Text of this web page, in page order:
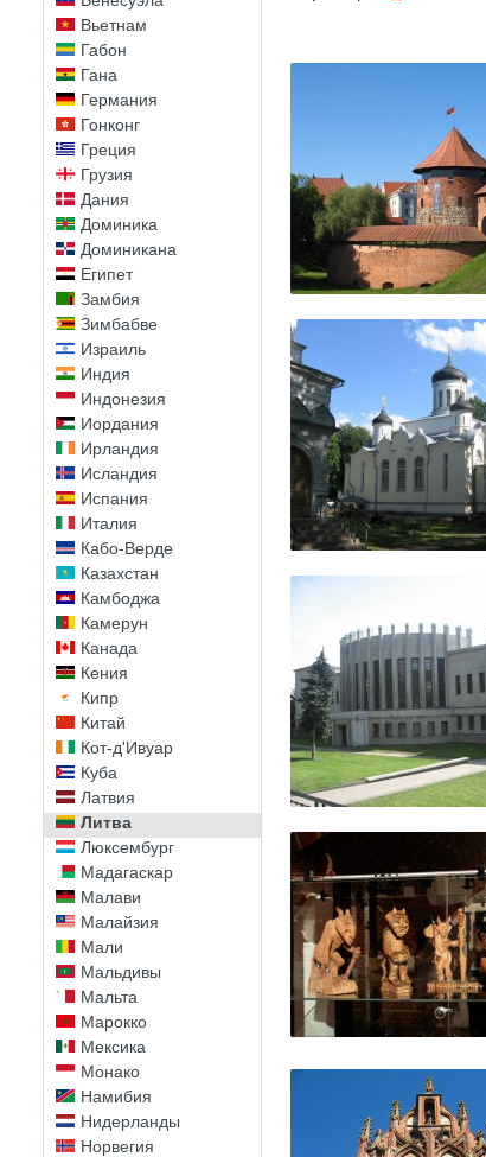
Вьетнам
Габон
Гана
Германия
Гонконг
Греция
Грузия
Дания
Доминика
Доминикана
Египет
Замбия
Зимбабве
Израиль
Индия
Индонезия
Иордания
Ирландия
Исландия
Испания
Италия
Кабо-Верде
Казахстан
Камбоджа
Камерун
Канада
Кения
Кипр
Китай
Кот-д'Ивуар
Куба
Латвия
Литва
Люксембург
Мадагаскар
Малави
Малайзия
Мали
Мальдивы
Мальта
Марокко
Мексика
Монако
Намибия
Нидерланды
Норвегия